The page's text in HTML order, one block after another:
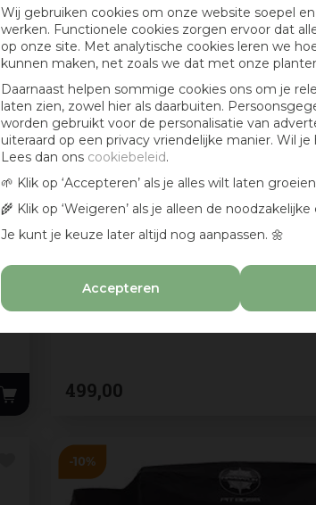
Wij gebruiken cookies om onze website soepel
werken. Functionele cookies zorgen ervoor dat
op onze site. Met analytische cookies leren we
kunnen maken, net zoals we dat met onze
Daarnaast helpen sommige cookies ons om je
laten zien, zowel hier als daarbuiten.
worden gebruikt voor de personalisatie van
uiteraard op een privacy vriendelijke manier. Wil
Lees dan ons cookiebeleid.
🌱 Klik op ‘Accepteren’ als je alles wilt laten
🌾 Klik op ‘Weigeren’ als je alleen de
Je kunt je keuze later altijd nog aanpassen. 🌼
Accepteren
Pit Boss 2-pits ultimate lift-off
• Aantal pers: Maximaal 12
• Afmeting rooster: 46 cm x 59 cm
499,00